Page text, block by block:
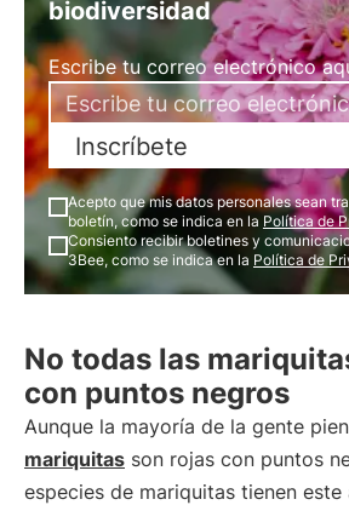
biodiversidad
Escribe tu correo electrónico
Inscríbete
Acepto que mis datos personales sean
boletín, como se indica en la Política de
Consiento recibir boletines y
3Bee, como se indica en la Política de
No todas las
con puntos negros
Aunque la mayoría de la gente
mariquitas son rojas con puntos
especies de mariquitas tienen